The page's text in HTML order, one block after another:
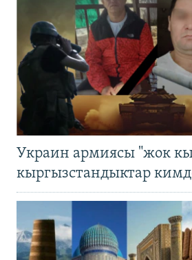
Украин армиясы "жок
кыргызстандыктар